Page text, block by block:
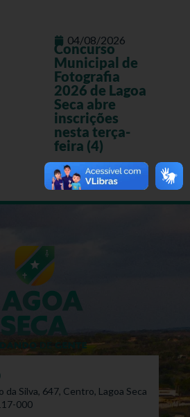
04/08/2026
Concurso
Municipal de
Fotografia
2026 de Lagoa
Seca abre
inscrições
nesta terça-
feira (4)
da Silva, 647, Centro, Lagoa Seca
000